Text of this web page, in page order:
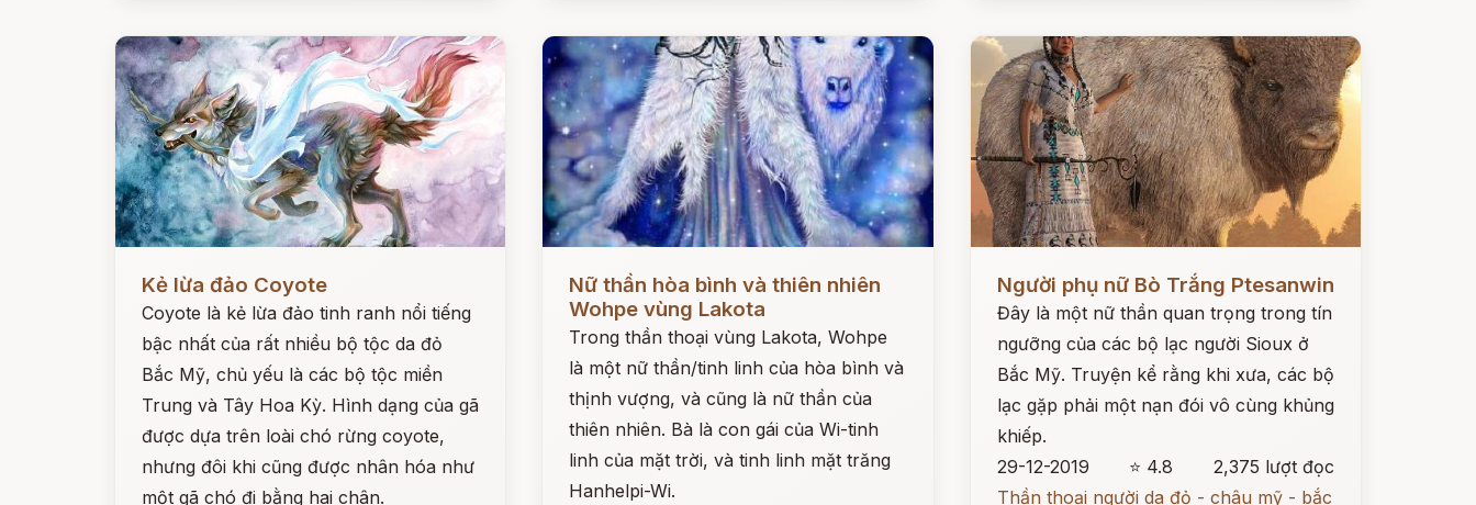
Kẻ lừa đảo Coyote
Coyote là kẻ lừa đảo tinh ranh nổi tiếng
bậc nhất của rất nhiều bộ tộc da đỏ
Bắc Mỹ, chủ yếu là các bộ tộc miền
Trung và Tây Hoa Kỳ. Hình dạng của gã
được dựa trên loài chó rừng coyote,
nhưng đôi khi cũng được nhân hóa như
một gã chó đi bằng hai chân.
Nữ thần hòa bình và thiên nhiên
Wohpe vùng Lakota
Trong thần thoại vùng Lakota, Wohpe
là một nữ thần/tinh linh của hòa bình và
thịnh vượng, và cũng là nữ thần của
thiên nhiên. Bà là con gái của Wi-tinh
linh của mặt trời, và tinh linh mặt trăng
Hanhelpi-Wi.
Người phụ nữ Bò Trắng Ptesanwin
Đây là một nữ thần quan trọng trong tín
ngưỡng của các bộ lạc người Sioux ở
Bắc Mỹ. Truyện kể rằng khi xưa, các bộ
lạc gặp phải một nạn đói vô cùng khủng
khiếp.
29-12-2019
⭐ 4.8
2,375 lượt đọc
Thần thoại người da đỏ - châu mỹ - bắc